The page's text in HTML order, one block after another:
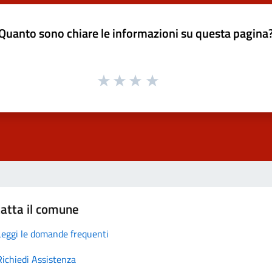
sono chiare le informazioni su questa
il comune
le domande frequenti
Assistenza